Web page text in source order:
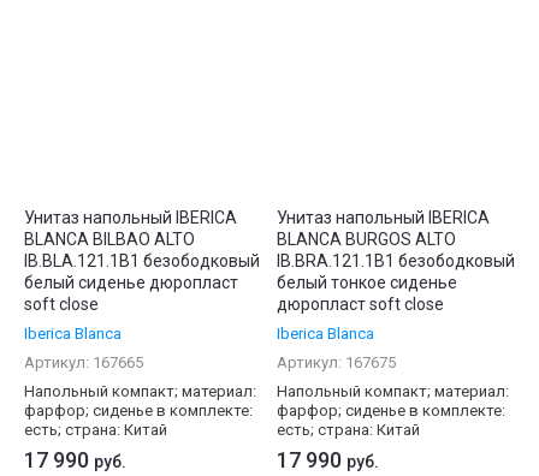
Унитаз напольный IBERICA
BLANCA BILBAO ALTO
IB.BLA.121.1B1 безободковый
белый сиденье дюропласт
soft close
Iberica Blanca
Артикул: 167665
Напольный компакт; материал:
фарфор; сиденье в комплекте:
есть; страна: Китай
17 990 руб.
Унитаз напольный IBERICA
BLANCA BURGOS ALTO
IB.BRA.121.1B1 безободковый
белый тонкое сиденье
дюропласт soft close
Iberica Blanca
Артикул: 167675
Напольный компакт; материал:
фарфор; сиденье в комплекте:
есть; страна: Китай
17 990 руб.